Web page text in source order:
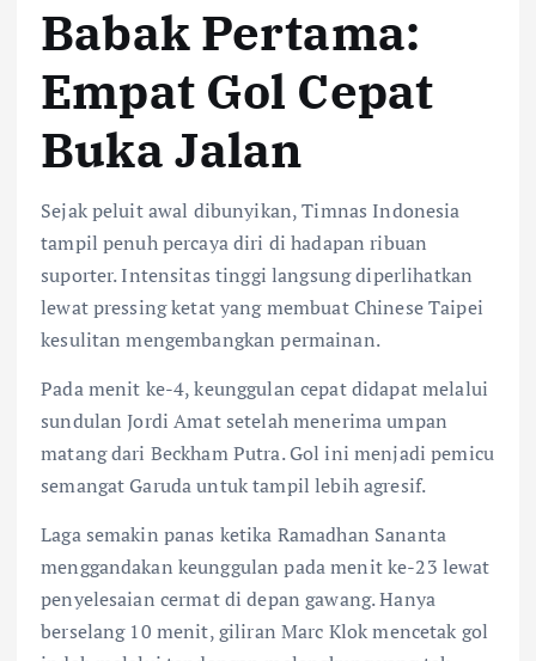
Babak Pertama:
Empat Gol Cepat
Buka Jalan
Sejak peluit awal dibunyikan, Timnas Indonesia
tampil penuh percaya diri di hadapan ribuan
suporter. Intensitas tinggi langsung diperlihatkan
lewat pressing ketat yang membuat Chinese Taipei
kesulitan mengembangkan permainan.
Pada menit ke-4, keunggulan cepat didapat melalui
sundulan Jordi Amat setelah menerima umpan
matang dari Beckham Putra. Gol ini menjadi pemicu
semangat Garuda untuk tampil lebih agresif.
Laga semakin panas ketika Ramadhan Sananta
menggandakan keunggulan pada menit ke-23 lewat
penyelesaian cermat di depan gawang. Hanya
berselang 10 menit, giliran Marc Klok mencetak gol